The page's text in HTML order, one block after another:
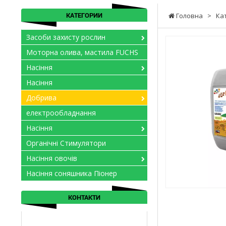
Головна >
КАТЕГОРИИ
Засоби захисту рослин
Моторна олива, мастила FUCHS
Насіння
Насіння
Добрива
електрообладнання
Насіння
Органічні Стимулятори
Насіння овочів
Насіння соняшника Піонер
КОНТАКТИ